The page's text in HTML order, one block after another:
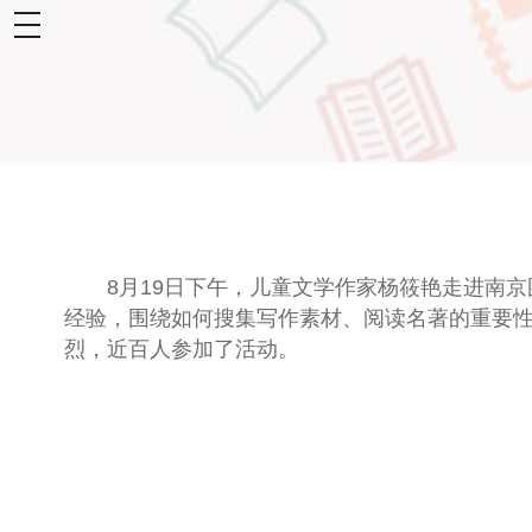
toggle
8月19日下午，儿童文学作家杨筱艳走进南京
经验，围绕如何搜集写作素材、阅读名著的重要
烈，近百人参加了活动。